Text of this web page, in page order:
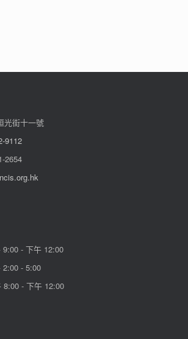
光街十一號
9112
2654
9:00 - 下午 12:00
2:00 - 5:00
8:00 - 下午 12:00